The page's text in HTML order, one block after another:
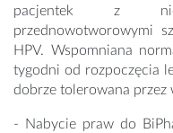
pacjentek z
przednowotworowymi
HPV. Wspomniana
tygodni od rozpoczęcia
dobrze tolerowana przez
- Nabycie praw do